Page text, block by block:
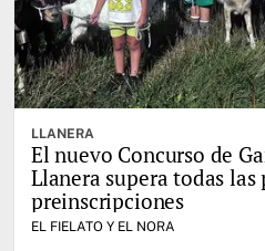
LLANERA
El nuevo Concurso de
Llanera supera todas
preinscripciones
EL FIELATO Y EL NORA